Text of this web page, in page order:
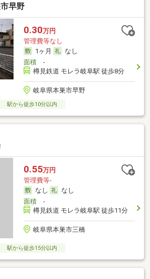
早野
0.30万円
管理費等なし
1ヶ月
なし
面積-
樽見鉄道 モレラ岐阜駅 徒歩8分
岐阜県本巣市早野
駅から徒歩10分以内
0.55万円
管理費等-
なし
なし
面積-
樽見鉄道 モレラ岐阜駅 徒歩11分
岐阜県本巣市三橋
駅から徒歩15分以内